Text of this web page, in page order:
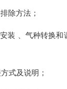
除方法；
、气种转换和
式及说明；